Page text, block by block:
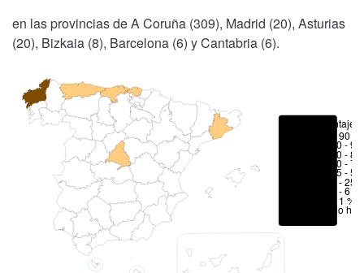
en las provincias de A Coruña (309), Madrid (20), Asturias
(20), Bizkaia (8), Barcelona (6) y Cantabria (6).
Porcentajes
> 90 %
80 -
70 -
50 -
25 -
6 - 25
1 - 6 %
< 1 %
No hay